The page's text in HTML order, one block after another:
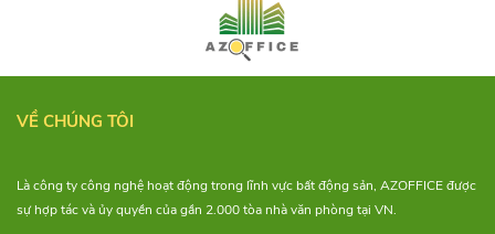
VỀ CHÚNG TÔI
Là công ty công nghệ hoạt động trong lĩnh vực bất động sản, AZOFFICE được
sự hợp tác và ủy quyền của gần 2.000 tòa nhà văn phòng tại VN.